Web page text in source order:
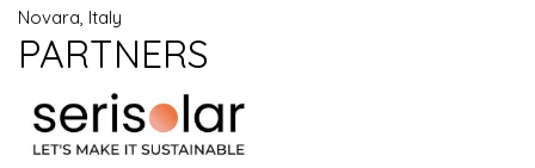
Novara, Italy
PARTNERS